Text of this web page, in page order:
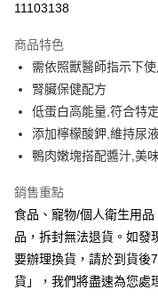
上海商業儲蓄銀行
臺灣中小企業銀行
匯豐（台灣）商業銀行
聯邦商業銀行
元大商業銀行
玉山商業銀行
台灣樂天信用卡公司
LINE Pay
Apple Pay
街口支付
悠遊付
Google Pay
AFTEE先享後付
相關說明
【關於「AFTEE先享後付」
便利好安心！
ATM付款
11103138
商品特色
需依照獸醫師指示下使
腎臟保健配方
低蛋白高能量,符合特
添加檸檬酸鉀,維持尿
鴨肉嫩塊搭配醬汁,美
銷售重點
食品、寵物/個人衛生用
品，拆封無法退貨。如發
要辦理換貨，請於到貨後
貨」，我們將盡速為您處